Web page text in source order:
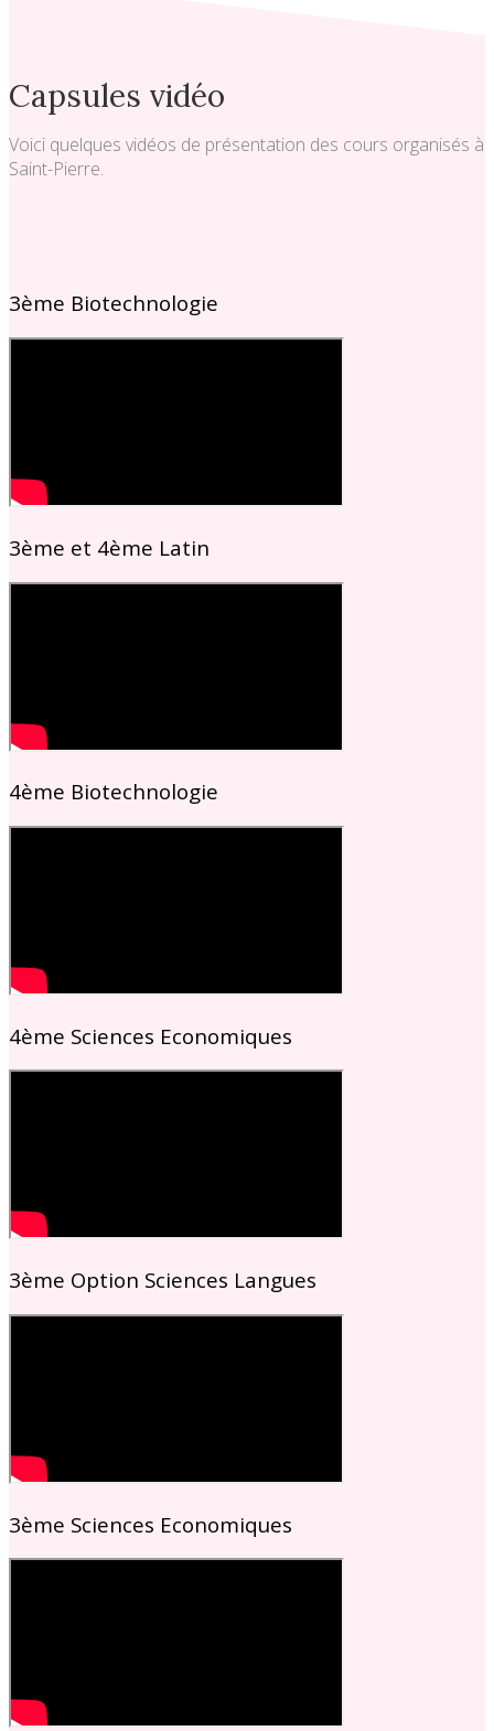
Capsules vidéo
Voici quelques vidéos de présentation des cours organisés à
Saint-Pierre.
3ème Biotechnologie
3ème et 4ème Latin
4ème Biotechnologie
4ème Sciences Economiques
3ème Option Sciences Langues
3ème Sciences Economiques